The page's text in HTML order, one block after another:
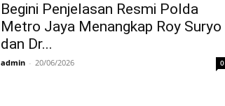
Begini Penjelasan Resmi Polda
Metro Jaya Menangkap Roy Suryo
dan Dr...
admin - 20/06/2026 0